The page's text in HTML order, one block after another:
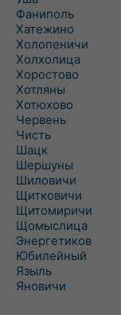
Фаниполь
Хатежино
Холопеничи
Холхолица
Хоростово
Хотляны
Хотюхово
Червень
Чисть
Шацк
Шершуны
Шиловичи
Щитковичи
Щитомиричи
Щомыслица
Энергетиков
Юбилейный
Языль
Яновичи